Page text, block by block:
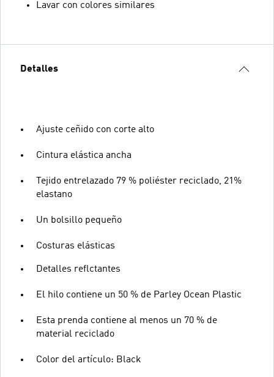
Lavar con colores similares
Detalles
Ajuste ceñido con corte alto
Cintura elástica ancha
Tejido entrelazado 79 % poliéster reciclado, 21%
elastano
Un bolsillo pequeño
Costuras elásticas
Detalles reflctantes
El hilo contiene un 50 % de Parley Ocean Plastic
Esta prenda contiene al menos un 70 % de
material reciclado
Color del artículo: Black